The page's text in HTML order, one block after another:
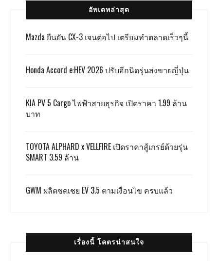
อัพเดทล่าสุด
Mazda ยืนยัน CX-3 เจนต่อไป เตรียมทำตลาดเร็วๆนี้
Honda Accord e:HEV 2026 ปรับอีกนิดรุ่นส่งขายญี่ปุ่น
KIA PV 5 Cargo ไฟฟ้าสายธุรกิจ เปิดราคา 1.99 ล้าน
บาท
TOYOTA ALPHARD x VELLFIRE เปิดราคาสู้เกรย์ด้วยรุ่น
SMART 3.59 ล้าน
GWM ผลิตชดเชย EV 3.5 ตามเงื่อนไข ครบแล้ว
เรื่องนี้ โคตรน่าสนใจ